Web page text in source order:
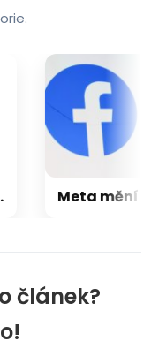
článek?